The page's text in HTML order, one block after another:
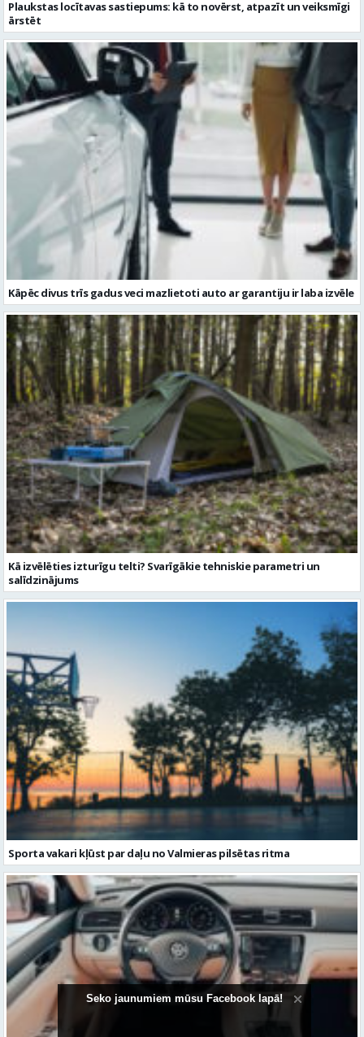
Kāpēc divus trīs gadus veci mazlietoti auto ar garantiju ir laba izvēle
Kā izvēlēties izturīgu telti? Svarīgākie tehniskie parametri un
salīdzinājums
Sporta vakari kļūst par daļu no Valmieras pilsētas ritma
Volkswagen Passat uzturēšana: praktiska pieeja ilgākam
Seko jaunumiem mūsu Facebook lapā!